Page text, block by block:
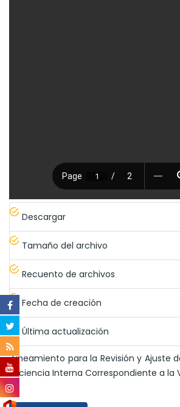
Descargar
Tamaño del archivo
Recuento de archivos
Fecha de creación
Última actualización
"Lineamiento para la Revisión y Ajuste
Eficiencia Interna Correspondiente a la